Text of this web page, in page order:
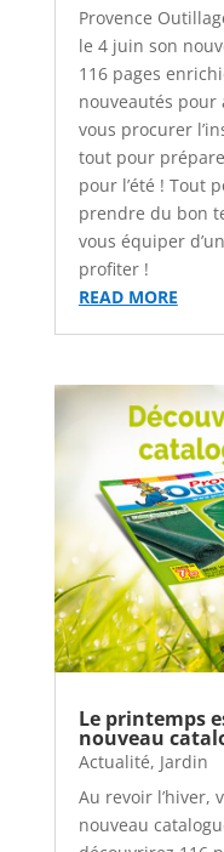
Provence
le 4 juin son
116 pages
nouveautés
vous procurer
tout pour
pour l’été ! Tout
prendre du bon
vous équiper
profiter !
READ MORE
Le printemps
nouveau
Actualité, Jardin
Au revoir l’hiver,
nouveau